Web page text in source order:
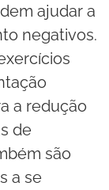
ajudar a
negativos.
a redução
de
são
a se